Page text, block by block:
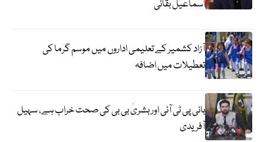
اسماعیل بقائی
آزاد کشمیر کے تعلیمی اداروں میں موسم گرما کی
تعطیلات میں اضافہ
بانی پی ٹی آئی اور بشریٰ بی بی کی صحت خراب ہے، سہیل
آفریدی